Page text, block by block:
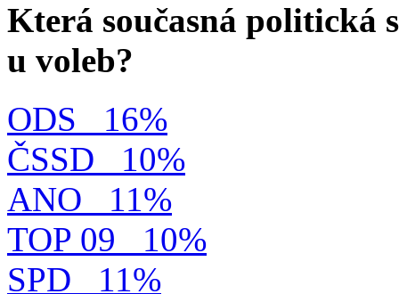
Která současná politická
u voleb?
ODS
16%
ČSSD
10%
ANO
11%
TOP 09
10%
SPD
11%